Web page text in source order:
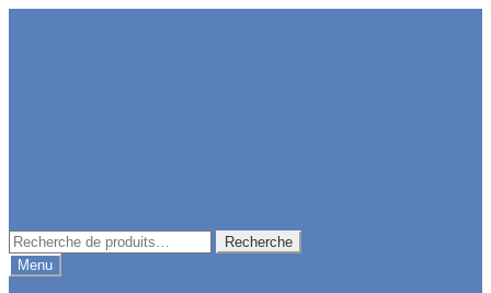
Recherche
pour :
Recherche
Menu